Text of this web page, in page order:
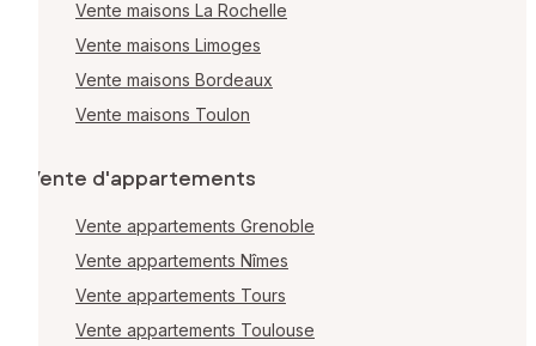
Vente maisons La Rochelle
Vente maisons Limoges
Vente maisons Bordeaux
Vente maisons Toulon
Vente d'appartements
Vente appartements Grenoble
Vente appartements Nîmes
Vente appartements Tours
Vente appartements Toulouse